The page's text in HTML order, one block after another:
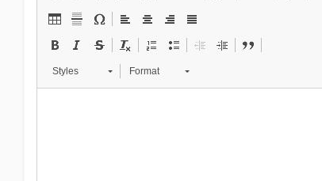
Styles Format